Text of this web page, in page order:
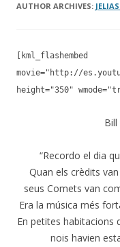
AUTHOR ARCHIVES:
[kml_flashembed
movie="http://
height="350"
“Recordo el dia
Quan els crèdits
seus Comets van
Era la música més
En petites habitacions
nois havien